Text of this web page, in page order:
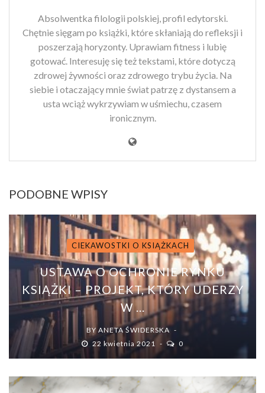
Absolwentka filologii polskiej, profil edytorski.
Chętnie sięgam po książki, które skłaniają do refleksji i
poszerzają horyzonty. Uprawiam fitness i lubię
gotować. Interesuję się też tekstami, które dotyczą
zdrowej żywności oraz zdrowego trybu życia. Na
siebie i otaczający mnie świat patrzę z dystansem a
usta wciąż wykrzywiam w uśmiechu, czasem
ironicznym.
PODOBNE WPISY
CIEKAWOSTKI O KSIĄŻKACH
USTAWA O OCHRONIE RYNKU
KSIĄŻKI – PROJEKT, KTÓRY UDERZY
W ...
BY ANETA ŚWIDERSKA
22 kwietnia 2021
0